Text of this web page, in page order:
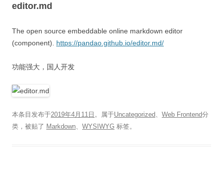
editor.md
The open source embeddable online markdown editor
(component). https://pandao.github.io/editor.md/
功能强大，国人开发
本条目发布于2019年4月11日 。属于Uncategorized、 Web Frontend分
类，被贴了 Markdown、 WYSIWYG 标签。